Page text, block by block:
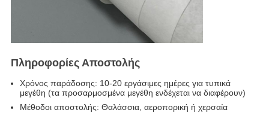
Πληροφορίες Αποστολής
Χρόνος παράδοσης: 10-20 εργάσιμες ημέρες για τυπικά
μεγέθη (τα προσαρμοσμένα μεγέθη ενδέχεται να διαφέρουν)
Μέθοδοι αποστολής: Θαλάσσια, αεροπορική ή χερσαία